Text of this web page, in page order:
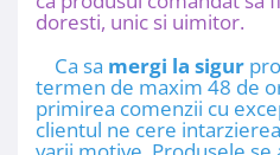
doresti, unic si uimitor.
Ca sa mergi la sigur
termen de maxim 48 de
primirea comenzii cu
clientul ne cere